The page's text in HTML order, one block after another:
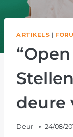
ARTIKELS |
“Open
deure
Deur 24/08/